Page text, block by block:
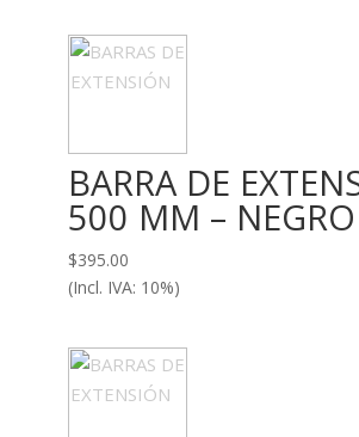
BARRA DE
500 MM – NEGRO
$395.00
(Incl. IVA: 10%)